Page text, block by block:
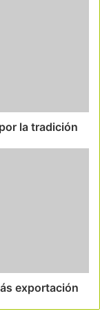
la tradición
exportación